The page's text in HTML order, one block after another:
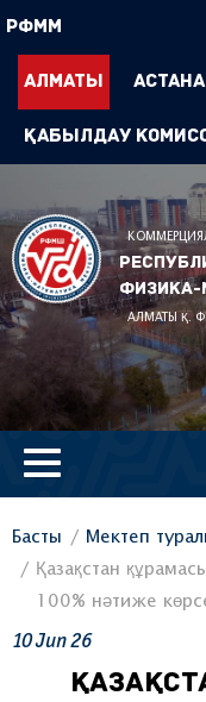
РФММ
Алматы Астана
Қабылдау
физика-
АЛМАТЫ Қ.
Басты Мектеп
Қазақстан
100% нәтиже
10Jun26